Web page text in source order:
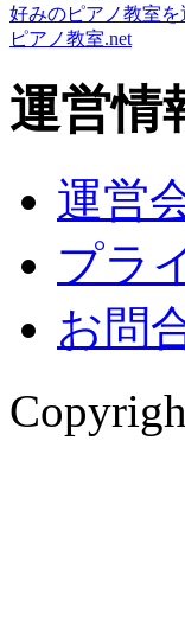
好みのピアノ教室を
ピアノ教室.net
運営情
運営
プラ
お問